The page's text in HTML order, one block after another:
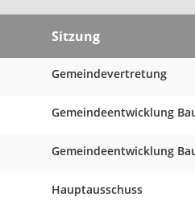
Sitzung
Gemeindevertretung
Gemeindeentwicklung
Gemeindeentwicklung
Hauptausschuss